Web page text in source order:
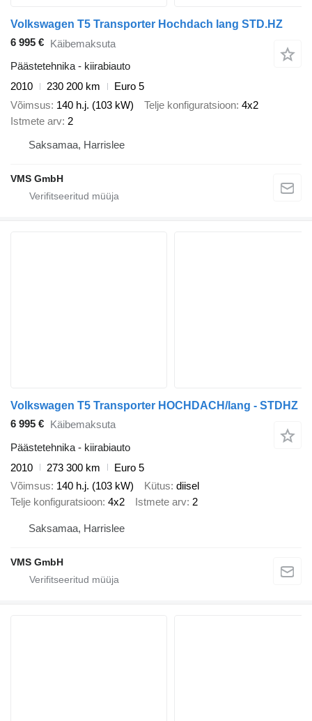
Volkswagen T5 Transporter Hochdach lang STD.HZ
6 995 € Käibemaksuta
Päästetehnika - kiirabiauto
2010
230 200 km
Euro 5
Võimsus 140 h.j. (103 kW) Telje konfiguratsioon 4x2
Istmete arv 2
Saksamaa, Harrislee
VMS GmbH
Volkswagen T5 Transporter HOCHDACH/lang - STDHZ
6 995 €
Käibemaksuta
Päästetehnika - kiirabiauto
2010
273 300 km
Euro 5
Võimsus 140 h.j. (103 kW) Kütus diisel
Telje konfiguratsioon 4x2 Istmete arv 2
Saksamaa, Harrislee
VMS GmbH